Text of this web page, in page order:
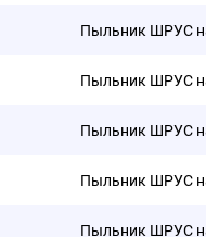
Пыльник ШРУС
Пыльник ШРУС
Пыльник ШРУС
Пыльник ШРУС
Пыльник ШРУС